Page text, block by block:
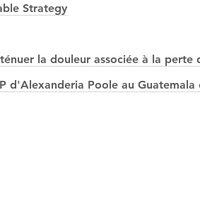
Strategy
la douleur associée à la perte
d'Alexanderia Poole au